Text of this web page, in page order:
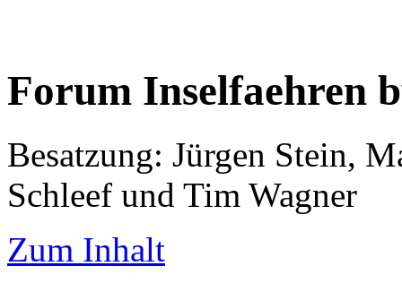
Forum Inselfaehren
Besatzung: Jürgen Stein,
Schleef und Tim Wagner
Zum Inhalt